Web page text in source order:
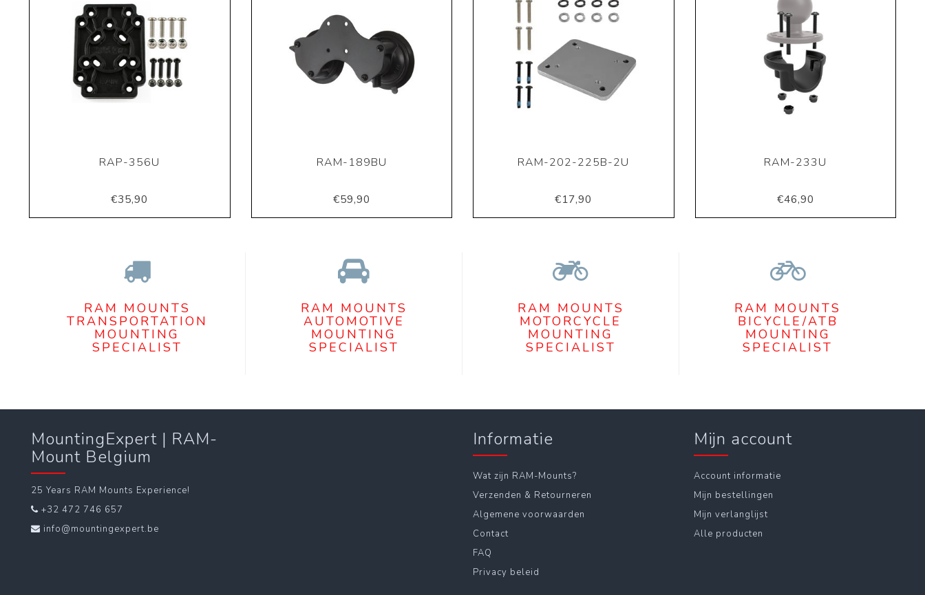
RAP-356U
€35,90
RAM-189BU
€59,90
RAM-202-225B-2U
€17,90
RAM-233U
€46,90
RAM MOUNTS
TRANSPORTATION
MOUNTING
SPECIALIST
RAM MOUNTS
AUTOMOTIVE
MOUNTING
SPECIALIST
RAM MOUNTS
MOTORCYCLE
MOUNTING
SPECIALIST
RAM MOUNTS
BICYCLE/ATB
MOUNTING
SPECIALIST
MountingExpert | RAM-
Mount Belgium
25 Years RAM Mounts Experience!
+32 472 746 657
info@mountingexpert.be
Informatie
Wat zijn RAM-Mounts?
Verzenden & Retourneren
Algemene voorwaarden
Contact
FAQ
Privacy beleid
Mijn account
Account informatie
Mijn bestellingen
Mijn verlanglijst
Alle producten